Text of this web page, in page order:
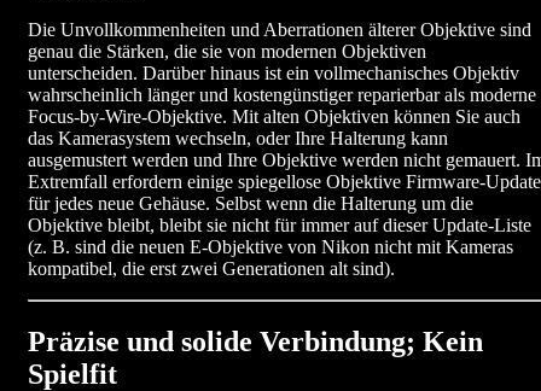
Die Unvollkommenheiten und Aberrationen älterer Objektive sind
genau die Stärken, die sie von modernen Objektiven
unterscheiden. Darüber hinaus ist ein vollmechanisches Objektiv
wahrscheinlich länger und kostengünstiger reparierbar als moderne
Focus-by-Wire-Objektive. Mit alten Objektiven können Sie auch
das Kamerasystem wechseln, oder Ihre Halterung kann
ausgemustert werden und Ihre Objektive werden nicht gemauert.
Extremfall erfordern einige spiegellose Objektive Firmware-
für jedes neue Gehäuse. Selbst wenn die Halterung um die
Objektive bleibt, bleibt sie nicht für immer auf dieser Update-Liste
(z. B. sind die neuen E-Objektive von Nikon nicht mit Kameras
kompatibel, die erst zwei Generationen alt sind).
Präzise und solide Verbindung; Kein
Spielfit